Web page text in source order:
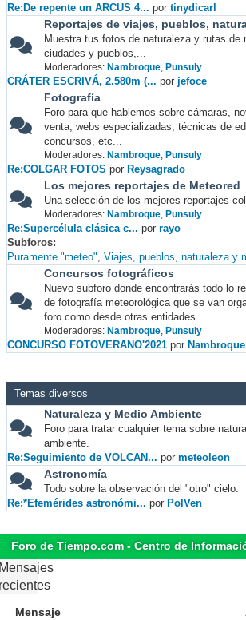
Re:De repente un ARCUS 4... por tinydicarl
Reportajes de viajes, pueblos,
Muestra tus fotos de naturaleza y rutas de
ciudades y pueblos,...
Moderadores: Nambroque, Punsuly
CRÁTER ESCRIVÁ, 2.580m (... por jefoce
Fotografía
Foro para que hablemos sobre cámaras,
venta, webs especializadas, técnicas de
concursos, etc...
Moderadores: Nambroque, Punsuly
Re:COLGAR FOTOS por Reysagrado
Los mejores reportajes de Meteored
Una selección de los mejores reportajes
Moderadores: Nambroque, Punsuly
Re:Supercélula clásica c... por rayo
Subforos
Puramente "meteo" Viajes, pueblos, naturaleza y
Concursos fotográficos
Nuevo subforo donde encontrarás todo lo
de fotografía meteorológica que se van
foro como desde otras entidades.
Moderadores: Nambroque, Punsuly
CONCURSO FOTOVERANO'2021 por Nambroque
Temas diversos
Naturaleza y Medio Ambiente
Foro para tratar cualquier tema sobre
ambiente.
Re:Seguimiento de VOLCAN... por meteoleon
Astronomía
Todo sobre la observación del "otro" cielo.
Re:*Efemérides astronómi... por PolVen
Foro de Tiempo.com - Centro de
Mensaje